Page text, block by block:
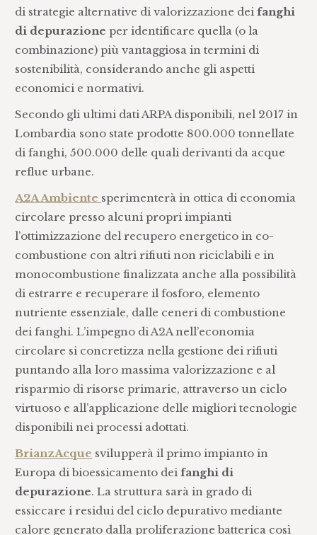
di strategie alternative di valorizzazione deifanghi
di depurazione per identificare quella (o la
combinazione) più vantaggiosa in termini di
sostenibilità, considerando anche gli aspetti
economici e normativi.
Secondo gli ultimi dati ARPA disponibili, nel 2017 in
Lombardia sono state prodotte 800.000 tonnellate
di fanghi, 500.000 delle quali derivanti da acque
reflue urbane.
A2A Ambiente sperimenterà in ottica di economia
circolare presso alcuni propri impianti
l’ottimizzazione del recupero energetico in co-
combustione con altri rifiuti non riciclabili e in
monocombustione finalizzata anche alla possibilità
di estrarre e recuperare il fosforo, elemento
nutriente essenziale, dalle ceneri di combustione
dei fanghi. L’impegno di A2A nell’economia
circolare si concretizza nella gestione dei rifiuti
puntando alla loro massima valorizzazione e al
risparmio di risorse primarie, attraverso un ciclo
virtuoso e all’applicazione delle migliori tecnologie
disponibili nei processi adottati.
BrianzAcque svilupperà il primo impianto in
Europa di bioessicamento deifanghi di
depurazione. La struttura sarà in grado di
essiccare i residui del ciclo depurativo mediante
calore generato dalla proliferazione batterica così